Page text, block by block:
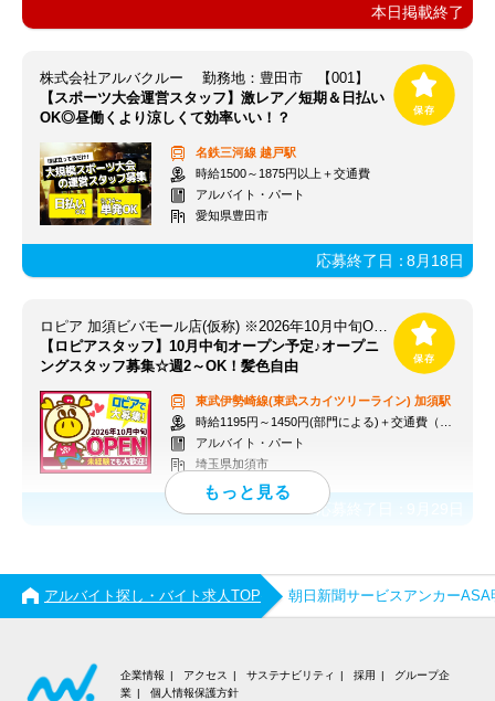
本日掲載終了
株式会社アルバクルー 勤務地：豊田市 【001】
【スポーツ大会運営スタッフ】激レア／短期＆日払い
OK◎昼働くより涼しくて効率いい！？
名鉄三河線 越戸駅
時給1500～1875円以上＋交通費
アルバイト・パート
愛知県豊田市
応募終了日：8月18日
ロピア 加須ビバモール店(仮称) ※2026年10月中旬OPEN予定
【ロピアスタッフ】10月中旬オープン予定♪オープニ
ングスタッフ募集☆週2～OK！髪色自由
東武伊勢崎線(東武スカイツリーライン) 加須駅
時給1195円～1450円(部門による)＋交通費（社内規定）
アルバイト・パート
埼玉県加須市
応募終了日：
アルバイト探し・バイト求人TOP 朝日新聞サービスアンカー
企業情報 アクセス サステナビリティ 採用
グループ企
業
個人情報保護方針